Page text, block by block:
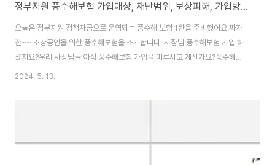
정부지원 풍수해보험 가입대상, 재난범위, 보상피해, 가입방법-1탄 소상공인
오늘은 정부지원 정책자금으로 운영되는 풍수해 보험 1탄을 준비했어요.짜자
잔~~ 소상공인을 위한 풍수해보험을 소개합니다. 사장님 풍수해보험 가입 하
셨지요?우리 사장님들 아직 풍수해보험 가입을 미루시고 계신가요?풍수해보
험의 이점을 잘 모르셔서 가입을 못하시고 계시는지요?풍수해보험도 보험이라
정부주관 정책보험 입니다.풍수해보험은 국민들이 저렴한 보험료로 풍수해 피
서 납입하시는 보험료는 극히 일부분 입니다. 풍수해보험의 보상재난 범위 태
2024. 5. 13.